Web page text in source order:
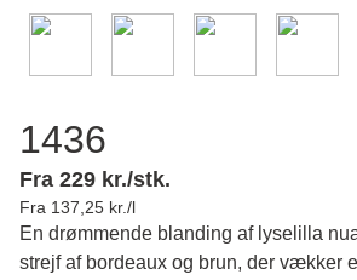
1436
Fra 229 kr./stk.
Fra 137,25 kr./l
En drømmende blanding af lyselilla
strejf af bordeaux og brun, der vækker